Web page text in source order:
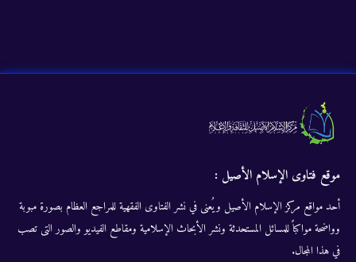
موقع فتاوى الإسلام الأصيل :
أحد مواقع مركز الإسلام الأصيل ويُعنى في نشر الفتاوى الفقهية للمراجع العظام بصورة مبوبة
وواضحة مواكباً للمسائل المستحدثة ونشر الأبحاث الإسلامية ومقاطع الفيديو والصور التى تصب
في هذا المجال.